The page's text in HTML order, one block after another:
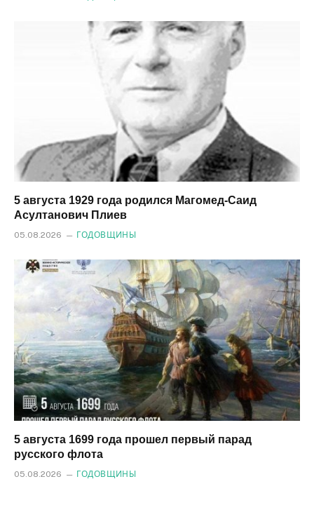
5 августа 1929 года родился Магомед‑Саид
Асултанович Плиев
05.08.2026 ГОДОВЩИНЫ
5 августа 1699 года прошел первый парад
русского флота
05.08.2026 ГОДОВЩИНЫ